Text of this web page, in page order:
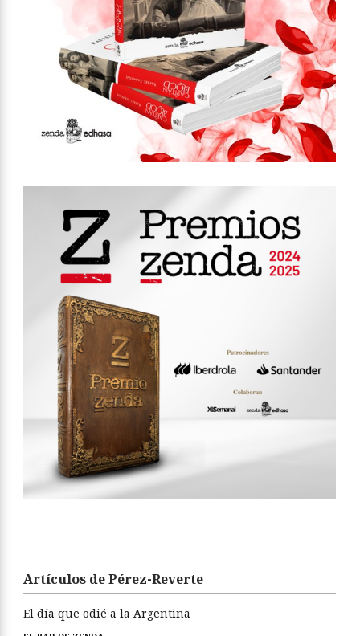
Artículos de Pérez-Reverte
El día que odié a la Argentina